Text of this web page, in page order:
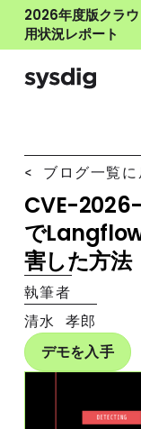
2026年度版クラ
用状況レポート
< ブログ一覧に
CVE-
で
害した方法
執筆者
清水 孝郎
デモを入手